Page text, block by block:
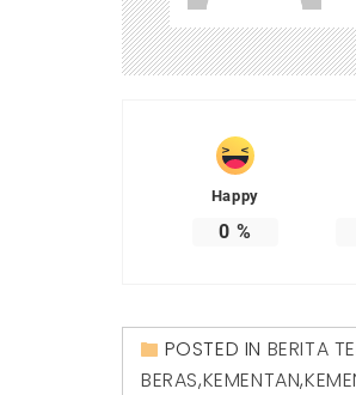
Happy
0 %
POSTED IN BERITA
BERAS,KEMENTAN,